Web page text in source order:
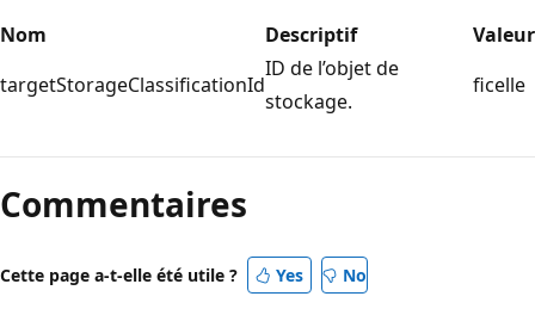
Nom Descriptif
Valeur
targetStorageClassificationId
ID de l’objet de
stockage.
ficelle
Commentaires
Cette page a-t-elle été utile ? Yes No